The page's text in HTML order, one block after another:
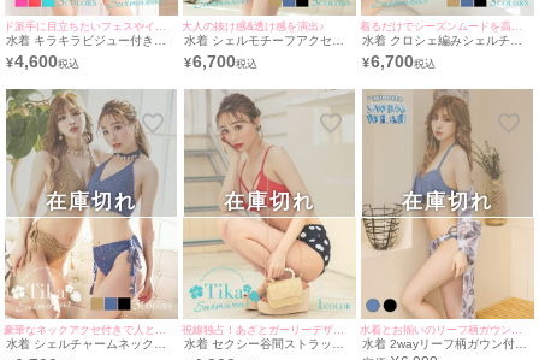
水着 キラキラビジュー付きワ
ンカラー三角ホルターネックビ
キニ
¥4,600
大人の抜け感&透け感を演出♪
水着 シェルモチーフアクセ付
きかぎ編みハイウエストホルタ
ーネックビキニ
¥6,700
着るだけでシーズンムードを高めてくれる♪
水着 クロシェ編みシェルチャ
ームチョーカーネック付きハイ
ウエストホルターネックビキニ
¥6,700
水着 シェルチャームネックア
クセ付きクロシェ編みハイウエ
在庫切れ
視線独占！あざとガーリーデザイン♪
水着 セクシー谷間ストラップ
ドットハイウエストビキニ
在庫切れ
水着 2wayリーフ柄ガウン付き
3点セットフリルホルターネッ
在庫切れ